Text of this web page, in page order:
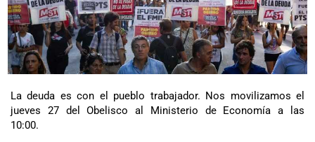
La deuda es con el pueblo trabajador. Nos movilizamos el
jueves 27 del Obelisco al Ministerio de Economía a las
10:00.